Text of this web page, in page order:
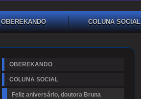
OBEREKANDO COLUNA SOCIAL
OBEREKANDO
COLUNA SOCIAL
Feliz aniversário, doutora Bruna